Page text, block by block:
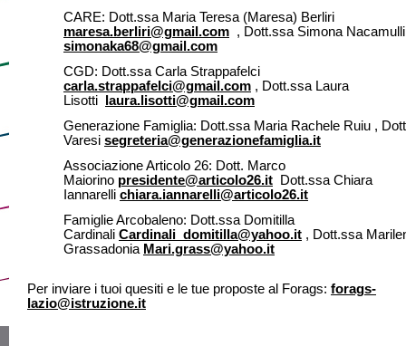
CARE: Dott.ssa Maria Teresa (Maresa) Berliri
maresa.berliri@gmail.com , Dott.ssa Simona Nacamulli
simonaka68@gmail.com
CGD: Dott.ssa Carla Strappafelci
carla.strappafelci@gmail.com , Dott.ssa Laura
Lisotti
laura.lisotti@gmail.com
Generazione Famiglia: Dott.ssa Maria Rachele Ruiu ,
Varesi segreteria@generazionefamiglia.it
Associazione Articolo 26: Dott. Marco
Maiorino presidente@articolo26.it Dott.ssa Chiara
Iannarelli chiara.iannarelli@articolo26.it
Famiglie Arcobaleno: Dott.ssa Domitilla
Cardinali Cardinali_domitilla@yahoo.it , Dott.ssa
Grassadonia Mari.grass@yahoo.it
Per inviare i tuoi quesiti e le tue proposte al Forags: forags-
lazio@istruzione.it